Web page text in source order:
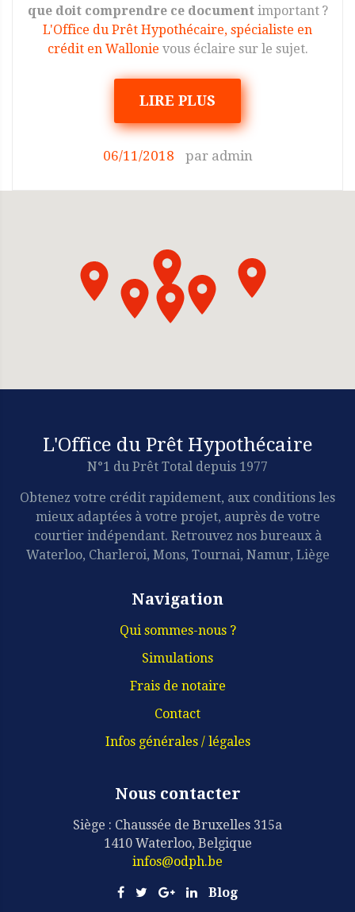
que doit comprendre ce documentimportant ?
L'Office du Prêt Hypothécaire, spécialiste en
crédit en Wallonie vous éclaire sur le sujet.
LIRE PLUS
06/11/2018 par admin
L'Office du Prêt Hypothécaire
N°1 du Prêt Total depuis 1977
Obtenez votre crédit rapidement, aux conditions les
mieux adaptées à votre projet, auprès de votre
courtier indépendant. Retrouvez nos bureaux à
Waterloo, Charleroi, Mons, Tournai, Namur, Liège
Navigation
Qui sommes-nous ?
Simulations
Frais de notaire
Contact
Infos générales / légales
Nous contacter
Siège : Chaussée de Bruxelles 315a
1410 Waterloo, Belgique
infos@odph.be
Blog